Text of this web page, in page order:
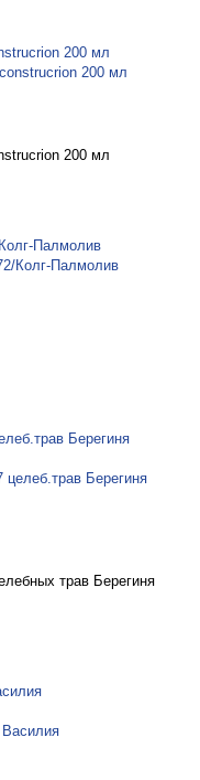
200 мл
200 мл
Палмолив
Берегиня
трав Берегиня